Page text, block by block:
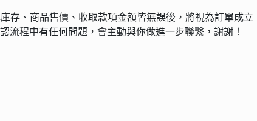
存、商品售價、收取款項金額皆無誤後，將視為訂單成
流程中有任何問題，會主動與你做進一步聯繫，謝謝！